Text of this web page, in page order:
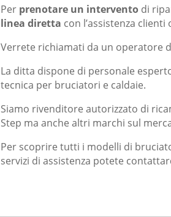
Per prenotare un intervento di
linea diretta con l’assistenza
Verrete richiamati da un operatore
La ditta dispone di personale
tecnica per bruciatori e caldaie.
Siamo rivenditore autorizzato di
Step ma anche altri marchi sul
Per scoprire tutti i modelli di
servizi di assistenza potete